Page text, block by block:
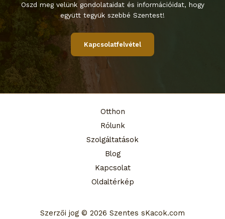
Oszd meg velünk gondolataidat és információidat, hogy
együtt tegyük szebbé Szentest!
Kapcsolatfelvétel
Otthon
Rólunk
Szolgáltatások
Blog
Kapcsolat
Oldaltérkép
Szerzői jog © 2026 Szentes sKacok.com